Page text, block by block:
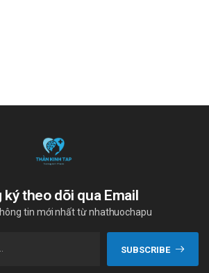
ký theo dõi qua Email
tin mới nhất từ nhathuochapu
SUBSCRIBE